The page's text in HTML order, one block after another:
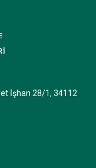
İşhan 28/1, 34112